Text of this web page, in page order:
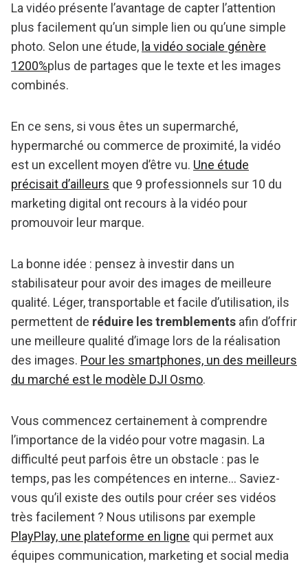
La vidéo présente l’avantage de capter l’attention
plus facilement qu’un simple lien ou qu’une simple
photo. Selon une étude, la vidéo sociale génère
1200%plus de partages que le texte et les images
combinés.
En ce sens, si vous êtes un supermarché,
hypermarché ou commerce de proximité, la vidéo
est un excellent moyen d’être vu. Une étude
précisait d’ailleurs que 9 professionnels sur 10 du
marketing digital ont recours à la vidéo pour
promouvoir leur marque.
La bonne idée : pensez à investir dans un
stabilisateur pour avoir des images de meilleure
qualité. Léger, transportable et facile d’utilisation, ils
permettent de réduire les tremblements afin d’offrir
une meilleure qualité d’image lors de la réalisation
des images. Pour les smartphones, un des meilleurs
du marché est le modèle DJI Osmo.
Vous commencez certainement à comprendre
l’importance de la vidéo pour votre magasin. La
difficulté peut parfois être un obstacle : pas le
temps, pas les compétences en interne… Saviez-
vous qu’il existe des outils pour créer ses vidéos
très facilement ? Nous utilisons par exemple
PlayPlay, une plateforme en ligne qui permet aux
équipes communication, marketing et social media